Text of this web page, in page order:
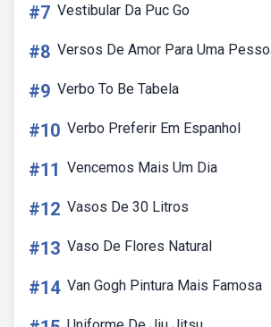
#7 Vestibular Da Puc Go
#8 Versos De Amor Para Uma
#9 Verbo To Be Tabela
#10 Verbo Preferir Em Espanhol
#11 Vencemos Mais Um Dia
#12 Vasos De 30 Litros
#13 Vaso De Flores Natural
#14 Van Gogh Pintura Mais Famosa